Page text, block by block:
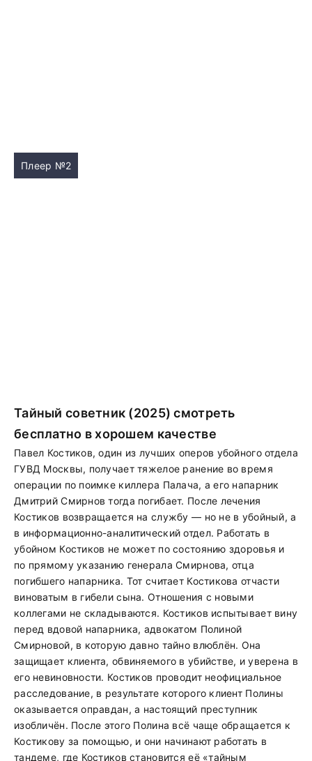
Плеер №2
Тайный советник (2025) смотреть
бесплатно в хорошем качестве
Павел Костиков, один из лучших оперов убойного отдела
ГУВД Москвы, получает тяжелое ранение во время
операции по поимке киллера Палача, а его напарник
Дмитрий Смирнов тогда погибает. После лечения
Костиков возвращается на службу — но не в убойный, а
в информационно-аналитический отдел. Работать в
убойном Костиков не может по состоянию здоровья и
по прямому указанию генерала Смирнова, отца
погибшего напарника. Тот считает Костикова отчасти
виноватым в гибели сына. Отношения с новыми
коллегами не складываются. Костиков испытывает вину
перед вдовой напарника, адвокатом Полиной
Смирновой, в которую давно тайно влюблён. Она
защищает клиента, обвиняемого в убийстве, и уверена в
его невиновности. Костиков проводит неофициальное
расследование, в результате которого клиент Полины
оказывается оправдан, а настоящий преступник
изобличён. После этого Полина всё чаще обращается к
Костикову за помощью, и они начинают работать в
тандеме, где Костиков становится её «тайным